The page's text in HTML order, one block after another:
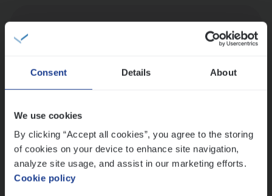
Consent Details About
We use cookies
By clicking “Accept all cookies”, you agree to the storing
of cookies on your device to enhance site navigation,
analyze site usage, and assist in our marketing efforts.
Cookie policy
Busi­ness Mana­ger Mari­ne Cargo
People Management, Sales Management
Antwerpen
Advisor/​Configuratie ana­lyst Part­ner in
Benefits
Insurance Operations
Beveren